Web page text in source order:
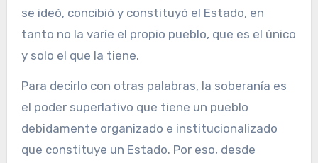
se ideó, concibió y constituyó el Estado, en
tanto no la varíe el propio pueblo, que es el único
y solo el que la tiene.
Para decirlo con otras palabras, la soberanía es
el poder superlativo que tiene un pueblo
debidamente organizado e institucionalizado
que constituye un Estado. Por eso, desde